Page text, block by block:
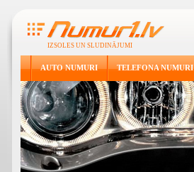
IZSOLES UN SLUDINĀJUMI
AUTO NUMURI TELEFONA NUMURI